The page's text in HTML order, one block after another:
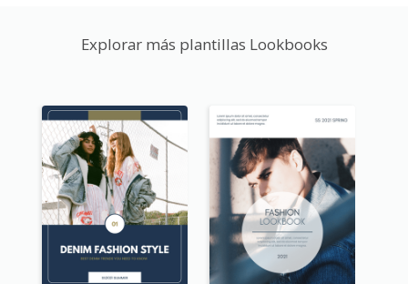
Explorar más plantillas Lookbooks